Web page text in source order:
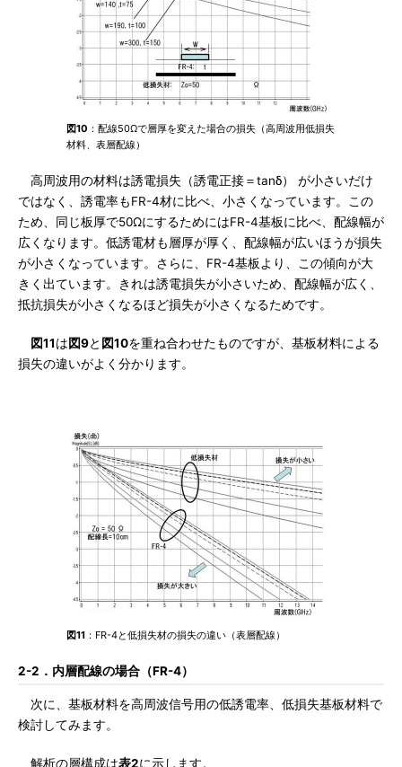
図10 ：配線50Ωで層厚を変えた場合の損失（高周波用低損失
材料、表層配線）
高周波用の材料は誘電損失（誘電正接＝tanδ） が小さいだけ
ではなく、誘電率もFR-4材に比べ、小さくなっています。この
ため、同じ板厚で50ΩにするためにはFR-4基板に比べ、配線幅が
広くなります。低誘電材も層厚が厚く、配線幅が広いほうが損失
が小さくなっています。さらに、FR-4基板より、この傾向が大
きく出ています。きれは誘電損失が小さいため、配線幅が広く、
抵抗損失が小さくなるほど損失が小さくなるためです。
図11は図9と 図10を重ね合わせたものですが、基板材料による
損失の違いがよく分かります。
図11 ：FR-4と低損失材の損失の違い（表層配線）
2-2．内層配線の場合（FR-4）
次に、基板材料を高周波信号用の低誘電率、低損失基板材料で
検討してみます。
解析の層構成は表2に示します。